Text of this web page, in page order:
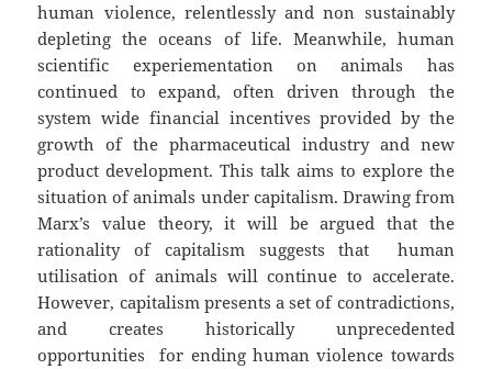
human violence, relentlessly and non sustainably
depleting the oceans of life. Meanwhile, human
scientific experiementation on animals has
continued to expand, often driven through the
system wide financial incentives provided by the
growth of the pharmaceutical industry and new
product development. This talk aims to explore the
situation of animals under capitalism. Drawing from
Marx’s value theory, it will be argued that the
rationality of capitalism suggests that human
utilisation of animals will continue to accelerate.
However, capitalism presents a set of contradictions,
and creates historically unprecedented
opportunities for ending human violence towards